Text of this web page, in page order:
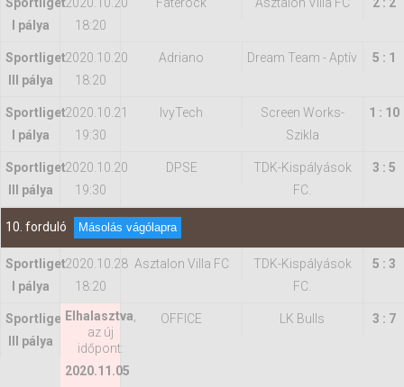
I pálya
18:20
Sportliget
III pálya
2020.10.20
18:20
Adriano Dream Team - Aptív 5 : 1
Sportliget
I pálya
2020.10.21
19:30
IvyTech
Screen Works-
Szikla
1 : 10
Sportliget
III pálya
2020.10.20
19:30
DPSE
TDK-Kispályások
FC.
3 : 5
10. forduló Másolás vágólapra
Sportliget
I pálya
2020.10.28
18:20
Asztalon Villa FC
TDK-Kispályások
FC.
5 : 3
Sportliget
III pálya
Elhalasztva
az új
időpont:
2020.11.05
OFFICE LK Bulls 3 : 7